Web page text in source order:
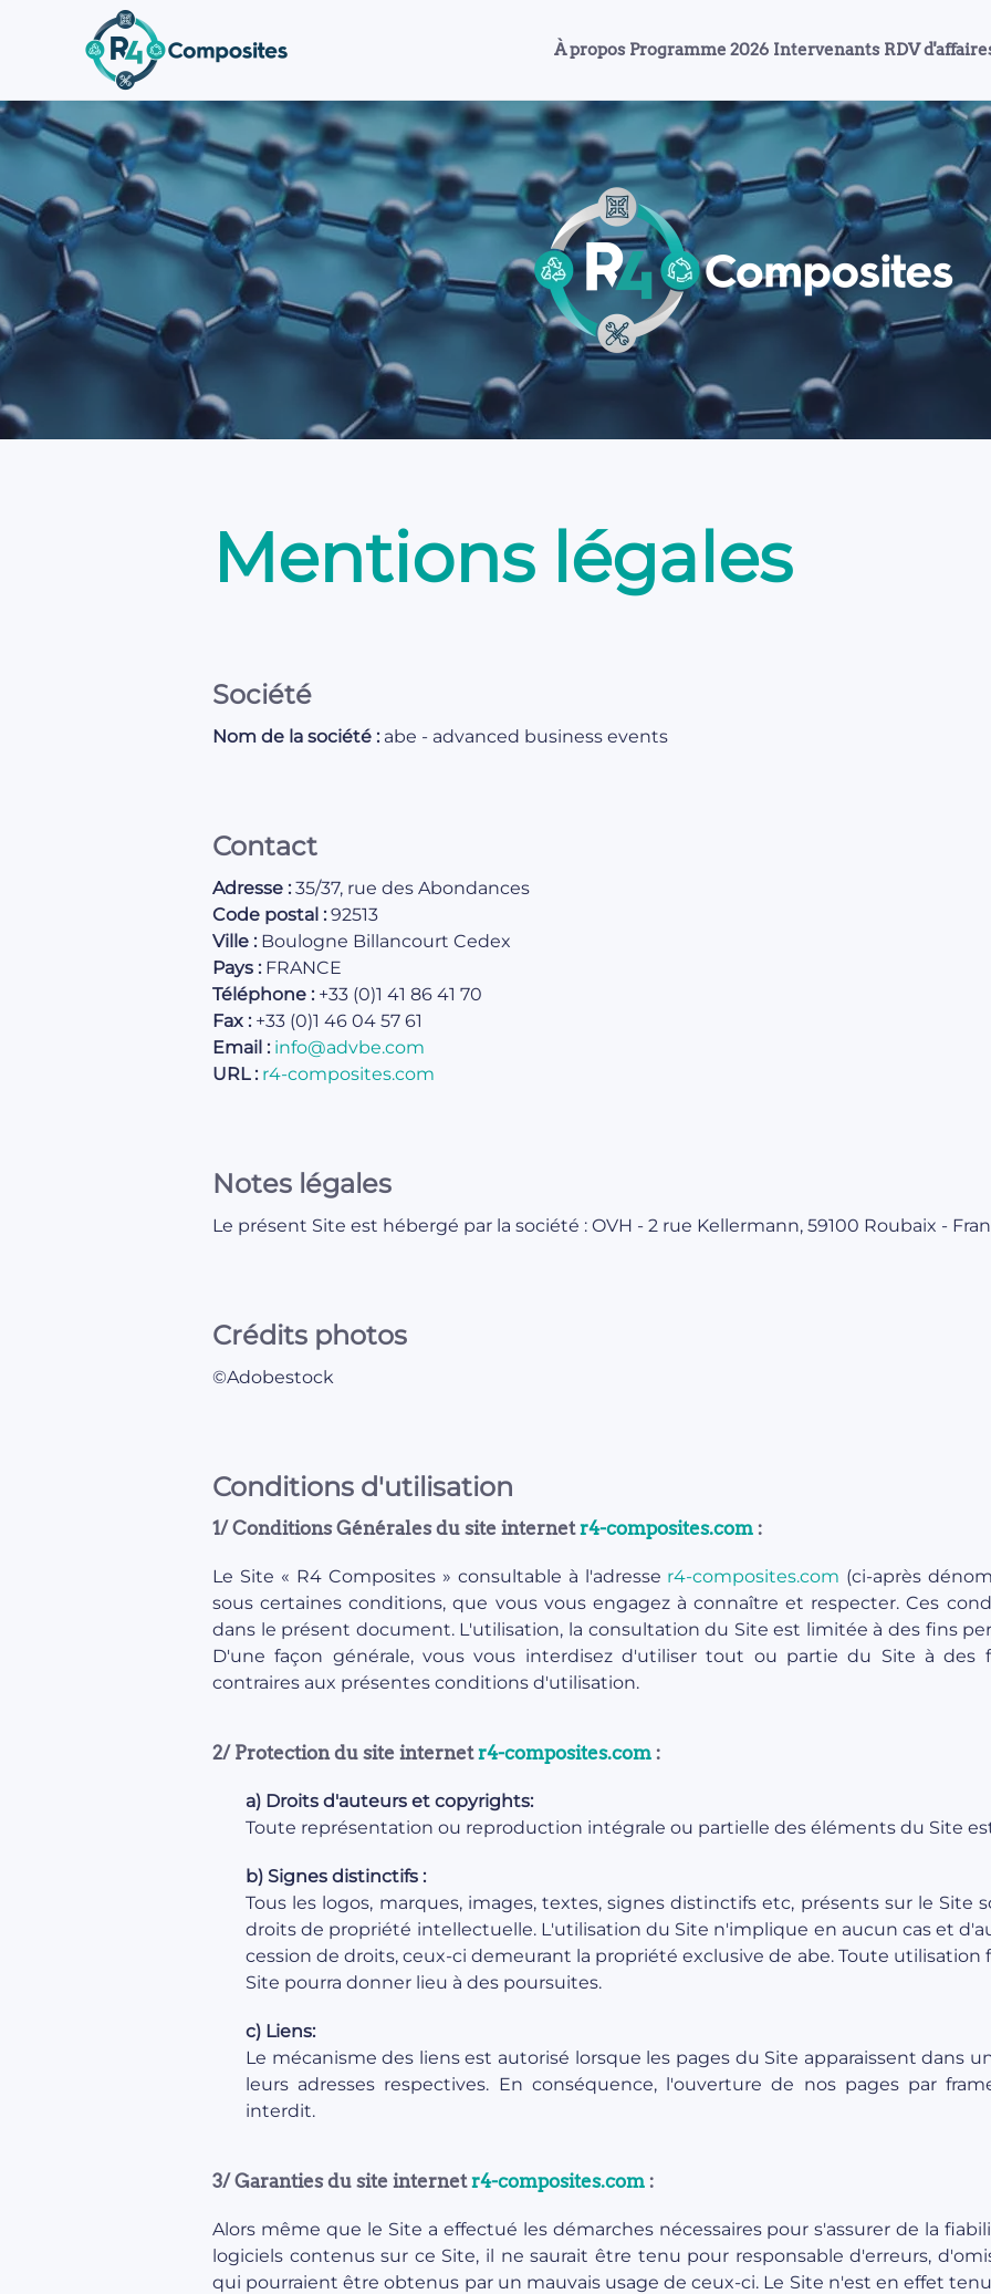
À propos Programme 2026 Intervenants RDV
Mentions légales
Société
Nom de la société : abe - advanced business events
Contact
Adresse : 35/37, rue des Abondances
Code postal : 92513
Ville : Boulogne Billancourt Cedex
Pays : FRANCE
Téléphone : +33 (0)1 41 86 41 70
Fax : +33 (0)1 46 04 57 61
Email : info@advbe.com
URL : r4-composites.com
Notes légales
Le présent Site est hébergé par la société : OVH - 2 rue Kellermann, 59100 Roubaix -
Crédits photos
©Adobestock
Conditions d'utilisation
1/ Conditions Générales du site internetr4-composites.com :
Le Site « R4 Composites » consultable à l'adresse r4-composites.com (ci-après
sous certaines conditions, que vous vous engagez à connaître et respecter. Ces
dans le présent document. L'utilisation, la consultation du Site est limitée à des fins
D'une façon générale, vous vous interdisez d'utiliser tout ou partie du Site à des
contraires aux présentes conditions d'utilisation.
2/ Protection du site internetr4-composites.com :
a) Droits d'auteurs et copyrights:
Toute représentation ou reproduction intégrale ou partielle des éléments du Site
b) Signes distinctifs :
Tous les logos, marques, images, textes, signes distinctifs etc, présents sur le Site
droits de propriété intellectuelle. L'utilisation du Site n'implique en aucun cas et
cession de droits, ceux-ci demeurant la propriété exclusive de abe. Toute
Site pourra donner lieu à des poursuites.
c) Liens:
Le mécanisme des liens est autorisé lorsque les pages du Site apparaissent dans
leurs adresses respectives. En conséquence, l'ouverture de nos pages par
interdit.
3/ Garanties du site internetr4-composites.com :
Alors même que le Site a effectué les démarches nécessaires pour s'assurer de la
logiciels contenus sur ce Site, il ne saurait être tenu pour responsable d'erreurs,
qui pourraient être obtenus par un mauvais usage de ceux-ci. Le Site n'est en effet